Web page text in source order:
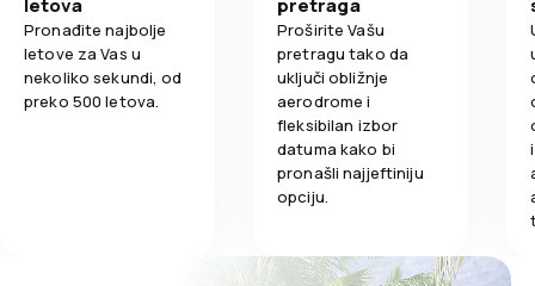
Prevoz prtljaga 5,0
Obrok 5,0
Prevoz
letova
Pronađite najbolje
letove za Vas u
nekoliko sekundi, od
preko 500 letova.
pretraga
Proširite Vašu
pretragu tako da
uključi obližnje
aerodrome i
fleksibilan izbor
datuma kako bi
pronašli najjeftiniju
opciju.